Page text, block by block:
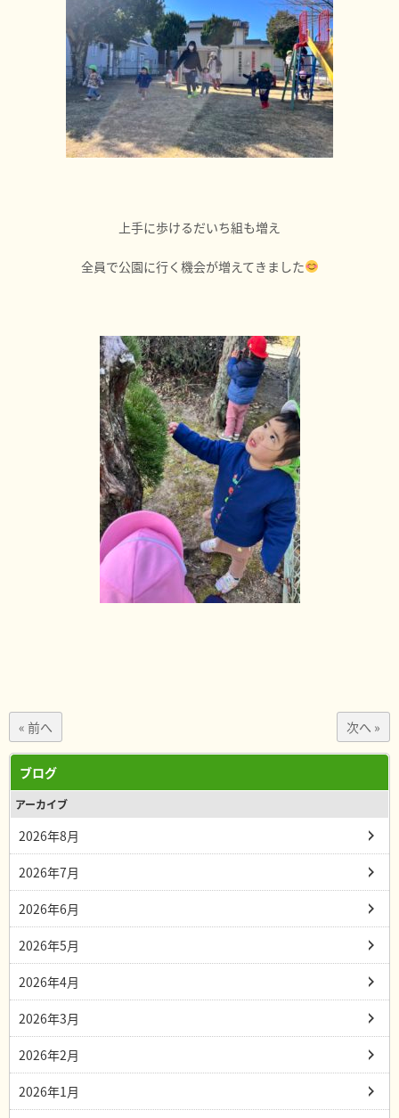
上手に歩けるだいち組も増え
全員で公園に行く機会が増えてきました
« 前へ 次へ »
ブログ
アーカイブ
2026年8月
2026年7月
2026年6月
2026年5月
2026年4月
2026年3月
2026年2月
2026年1月